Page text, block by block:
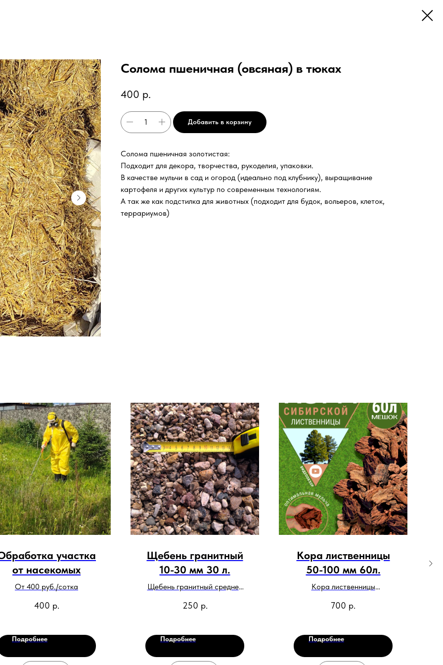
Солома пшеничная (овсяная) в тюках
400 р.
Добавить в корзину
Солома пшеничная золотистая:
Подходит для декора, творчества, рукоделия, упаковки.
В качестве мульчи в сад и огород (идеально под клубнику), выращивание
картофеля и других культур по современным технологиям.
А так же как подстилка для животных (подходит для будок, вольеров, клеток,
террариумов)
участка
от насекомых
От 400 руб./сотка
400 р.
Подробнее
Щебень гранитный
10-30 мм 30 л.
Щебень гранитный средней
использования в растворах,
дорожек и т. д. Расфасован
кг.
250 р.
Подробнее
Кора лиственницы
50-100 мм 60л.
Кора лиственницы
декоративного
700 р.
Подробнее